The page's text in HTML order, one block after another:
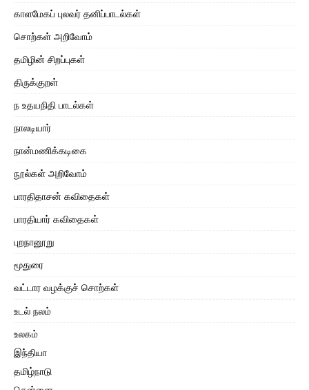
காளமேகப் புலவர் தனிப்பாடல்கள்
சொற்கள் அறிவோம்
தமிழின் சிறப்புகள்
திருக்குறள்
ந உதயநிதி பாடல்கள்
நாலடியார்
நான்மணிக்கடிகை
நூல்கள் அறிவோம்
பாரதிதாசன் கவிதைகள்
பாரதியார் கவிதைகள்
புறநானூறு
மூதுரை
வட்டார வழக்குச் சொற்கள்
உடல் நலம்
உலகம்
இந்தியா
தமிழ்நாடு